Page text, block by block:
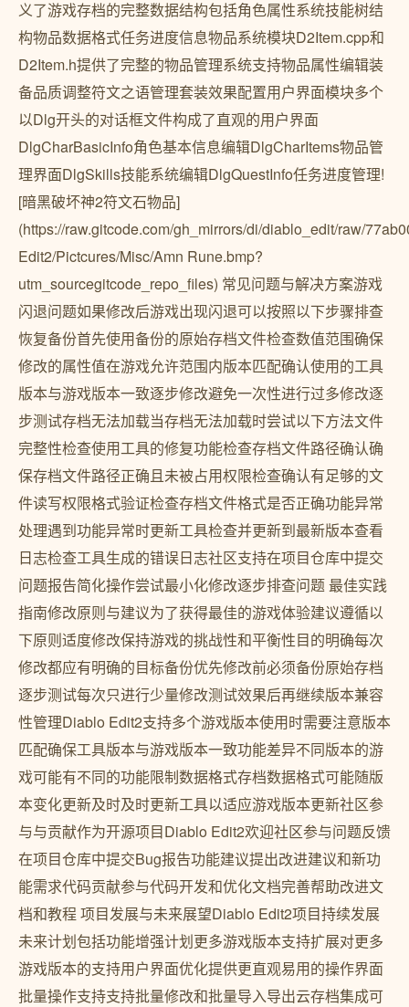
义了游戏存档的完整数据结构包括角色属性系统技能树结
构物品数据格式任务进度信息物品系统模块D2Item.cpp和
D2Item.h提供了完整的物品管理系统支持物品属性编辑装
备品质调整符文之语管理套装效果配置用户界面模块多个
以Dlg开头的对话框文件构成了直观的用户界面
DlgCharBasicInfo角色基本信息编辑DlgCharItems物品管
理界面DlgSkills技能系统编辑DlgQuestInfo任务进度管理!
[暗黑破坏神2符文石物品]
(https://raw.gitcode.com/gh_mirrors/di/diablo_edit/raw/
Edit2/Pictcures/Misc/Amn Rune.bmp?
utm_sourcegitcode_repo_files) 常见问题与解决方案游戏
闪退问题如果修改后游戏出现闪退可以按照以下步骤排查
恢复备份首先使用备份的原始存档文件检查数值范围确保
修改的属性值在游戏允许范围内版本匹配确认使用的工具
版本与游戏版本一致逐步修改避免一次性进行过多修改逐
步测试存档无法加载当存档无法加载时尝试以下方法文件
完整性检查使用工具的修复功能检查存档文件路径确认确
保存档文件路径正确且未被占用权限检查确认有足够的文
件读写权限格式验证检查存档文件格式是否正确功能异常
处理遇到功能异常时更新工具检查并更新到最新版本查看
日志检查工具生成的错误日志社区支持在项目仓库中提交
问题报告简化操作尝试最小化修改逐步排查问题 最佳实践
指南修改原则与建议为了获得最佳的游戏体验建议遵循以
下原则适度修改保持游戏的挑战性和平衡性目的明确每次
修改都应有明确的目标备份优先修改前必须备份原始存档
逐步测试每次只进行少量修改测试效果后再继续版本兼容
性管理Diablo Edit2支持多个游戏版本使用时需要注意版本
匹配确保工具版本与游戏版本一致功能差异不同版本的游
戏可能有不同的功能限制数据格式存档数据格式可能随版
本变化更新及时及时更新工具以适应游戏版本更新社区参
与与贡献作为开源项目Diablo Edit2欢迎社区参与问题反馈
在项目仓库中提交Bug报告功能建议提出改进建议和新功
能需求代码贡献参与代码开发和优化文档完善帮助改进文
档和教程 项目发展与未来展望Diablo Edit2项目持续发展
未来计划包括功能增强计划更多游戏版本支持扩展对更多
游戏版本的支持用户界面优化提供更直观易用的操作界面
批量操作支持支持批量修改和批量导入导出云存档集成可